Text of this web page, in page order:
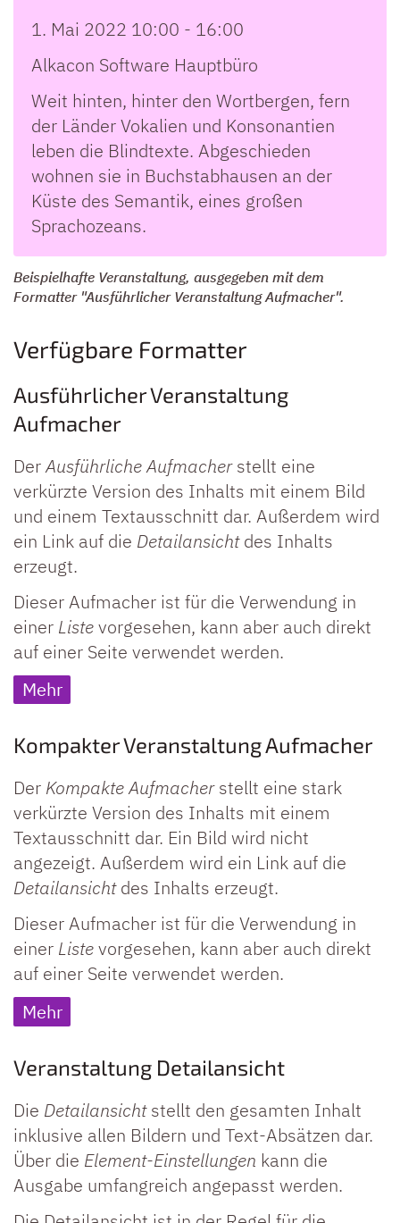
1. Mai 2022 10:00 - 16:00
Alkacon Software Hauptbüro
Weit hinten, hinter den Wortbergen, fern
der Länder Vokalien und Konsonantien
leben die Blindtexte. Abgeschieden
wohnen sie in Buchstabhausen an der
Küste des Semantik, eines großen
Sprachozeans.
Beispielhafte Veranstaltung, ausgegeben mit dem
Formatter "Ausführlicher Veranstaltung Aufmacher".
Verfügbare Formatter
Ausführlicher Veranstaltung
Aufmacher
DerAusführliche Aufmacherstellt eine
verkürzte Version des Inhalts mit einem Bild
und einem Textausschnitt dar. Außerdem wird
ein Link auf die Detailansichtdes Inhalts
erzeugt.
Dieser Aufmacher ist für die Verwendung in
einer Listevorgesehen, kann aber auch direkt
auf einer Seite verwendet werden.
Mehr
Kompakter Veranstaltung Aufmacher
Der Kompakte Aufmacherstellt eine stark
verkürzte Version des Inhalts mit einem
Textausschnitt dar. Ein Bild wird nicht
angezeigt. Außerdem wird ein Link auf die
Detailansichtdes Inhalts erzeugt.
Dieser Aufmacher ist für die Verwendung in
einer Listevorgesehen, kann aber auch direkt
auf einer Seite verwendet werden.
Mehr
Veranstaltung Detailansicht
Die Detailansichtstellt den gesamten Inhalt
inklusive allen Bildern und Text-Absätzen dar.
Über die Element-Einstellungen kann die
Ausgabe umfangreich angepasst werden.